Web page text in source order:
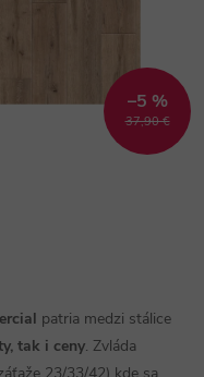
37,90 €
–5 %
patria medzi stálice
tak i ceny. Zvláda
23/33/42) kde sa